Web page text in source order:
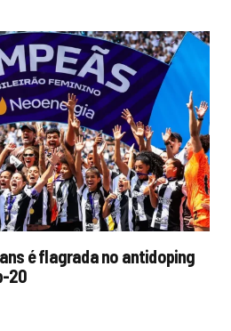
é flagrada no antidoping
20